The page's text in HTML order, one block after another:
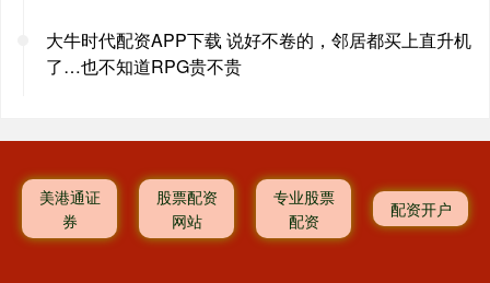
大牛时代配资APP下载 说好不卷的，邻居都买上直升机
了…也不知道RPG贵不贵
美港通证
券
股票配资
网站
专业股票
配资
配资开户